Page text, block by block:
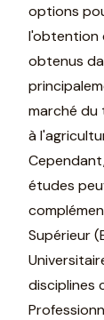
options
l'obtention
obtenus
marché du
à
études
Supérieur
disciplines